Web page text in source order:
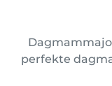
perfekte